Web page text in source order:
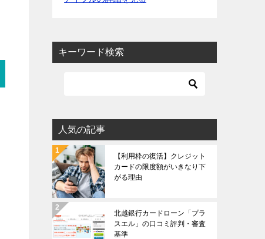
キーワード検索
人気の記事
【利用枠の復活】クレジット
カードの限度額がいきなり下
がる理由
北越銀行カードローン「プラ
スエル」の口コミ評判・審査
基準